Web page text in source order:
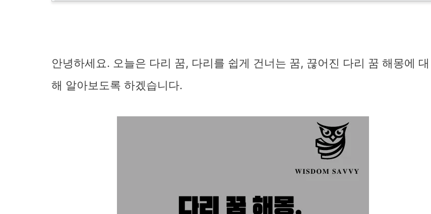
안녕하세요. 오늘은 다리 꿈, 다리를 쉽게 건너는 꿈, 끊어진 다리 꿈 해몽에 대
해 알아보도록 하겠습니다.